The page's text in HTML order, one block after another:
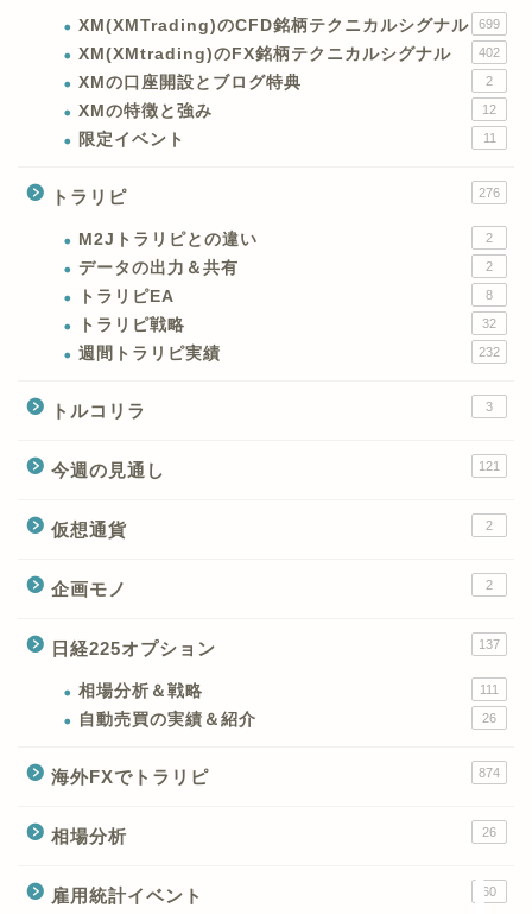
XM(XMTrading)のCFD銘柄テクニカルシグナル 699
XM(XMtrading)のFX銘柄テクニカルシグナル 402
XMの口座開設とブログ特典 2
XMの特徴と強み 12
限定イベント 11
トラリピ 276
M2Jトラリピとの違い 2
データの出力＆共有 2
トラリピEA 8
トラリピ戦略 32
週間トラリピ実績 232
トルコリラ 3
今週の見通し 121
仮想通貨 2
企画モノ 2
日経225オプション 137
相場分析＆戦略 111
自動売買の実績＆紹介 26
海外FXでトラリピ 874
相場分析 26
雇用統計イベント 60